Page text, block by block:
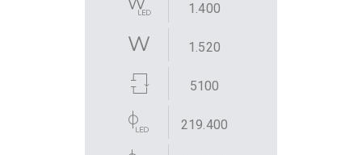
1.400
1.520
5100
219.400